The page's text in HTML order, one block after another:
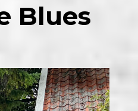
Blues